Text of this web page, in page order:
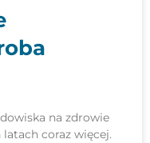
na zdrowie
coraz więcej.